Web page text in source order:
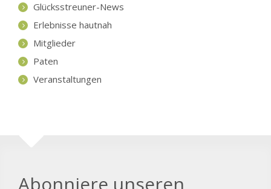
Glücksstreuner-News
Erlebnisse hautnah
Mitglieder
Paten
Veranstaltungen
Abonniere unseren